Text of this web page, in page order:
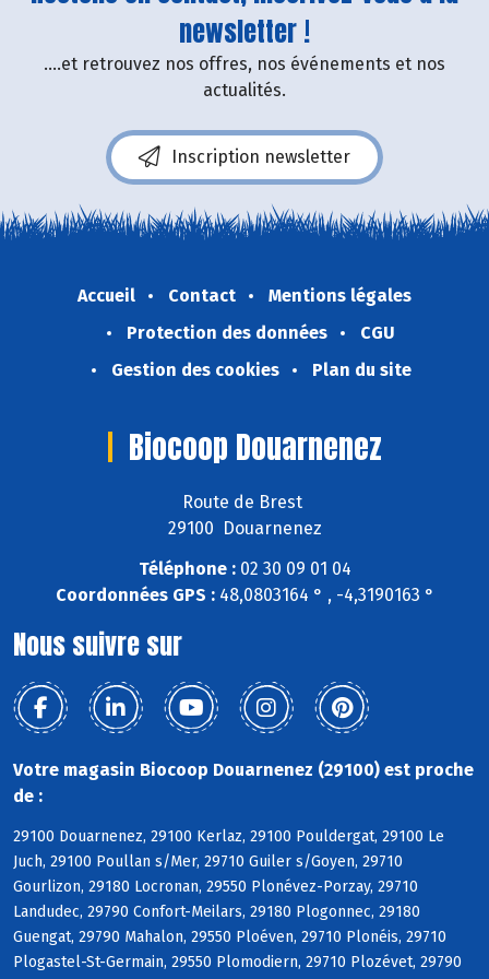
newsletter !
....et retrouvez nos offres, nos événements et nos
actualités.
Inscription newsletter
Accueil Contact
Mentions légales
Protection des données
CGU
Gestion des cookies
Plan du site
Biocoop Douarnenez
Route de Brest
29100 Douarnenez
Téléphone :02 30 09 01 04
Coordonnées GPS :48,0803164 ° , -4,3190163 °
Nous suivre sur
Votre magasin Biocoop Douarnenez (29100) est proche
de :
29100 Douarnenez, 29100 Kerlaz, 29100 Pouldergat, 29100 Le
Juch, 29100 Poullan s/Mer, 29710 Guiler s/Goyen, 29710
Gourlizon, 29180 Locronan, 29550 Plonévez-Porzay, 29710
Landudec, 29790 Confort-Meilars, 29180 Plogonnec, 29180
Guengat, 29790 Mahalon, 29550 Ploéven, 29710 Plonéis, 29710
Plogastel-St-Germain, 29550 Plomodiern, 29710 Plozévet, 29790